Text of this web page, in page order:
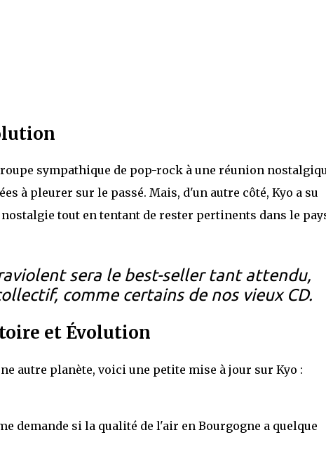
sympathique de pop-rock à une réunion
à pleurer sur le passé. Mais, d'un autre côté, Kyo a su
tout en tentant de rester pertinents dans le
sera le best-seller tant attendu,
comme certains de nos vieux CD.
et Évolution
autre planète, voici une petite mise à jour sur Kyo :
demande si la qualité de l'air en Bourgogne a quelque